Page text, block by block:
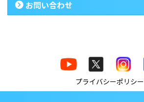
お問い合わせ
プライバシーポリシー